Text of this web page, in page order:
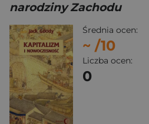
narodziny Zachodu
Średnia ocen:
~ /10
Liczba ocen:
0